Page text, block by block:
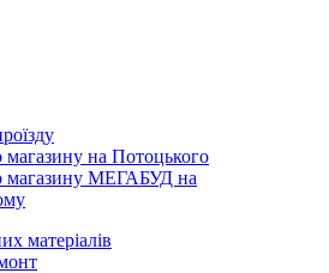
магазину на Потоцького
магазину МЕГАБУД на
матеріалів